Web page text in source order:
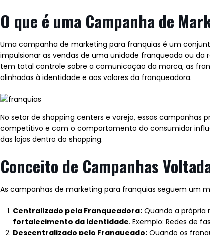
O que é uma Campanha de
Uma campanha de marketing para franquias é um
impulsionar as vendas de uma unidade franqueada ou
tem total controle sobre a comunicação da marca, as
alinhadas à identidade e aos valores da franqueadora.
No setor de shopping centers e varejo, essas
competitivo e com o comportamento do consumidor
das lojas dentro do shopping.
Conceito de Campanhas
As campanhas de marketing para franquias seguem um
Centralizado pela Franqueadora: Quando a própria
fortalecimento da identidade. Exemplo: Redes de
Descentralizado pelo Franqueado: Quando os